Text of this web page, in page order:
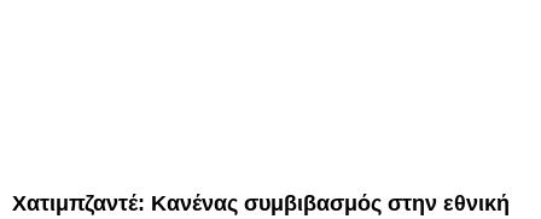
Χατιμπζαντέ: Κανένας συμβιβασμός στην εθνική